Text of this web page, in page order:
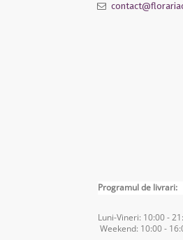
Programul de livrari:
Luni-Vineri: 10:00 - 2
Weekend: 10:00 - 16